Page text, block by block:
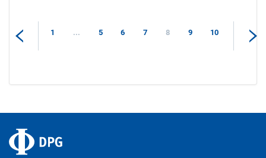
1 ... 5 6 7 8 9 10